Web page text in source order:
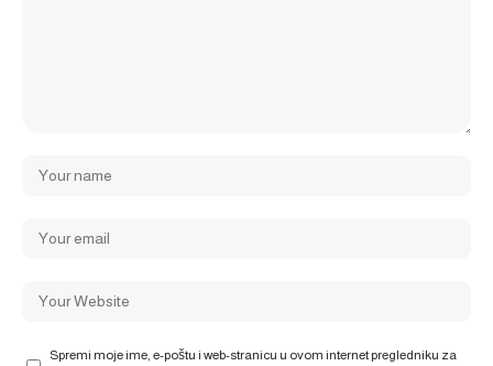
Spremi moje ime, e-poštu i web-stranicu u ovom internet pregledniku za